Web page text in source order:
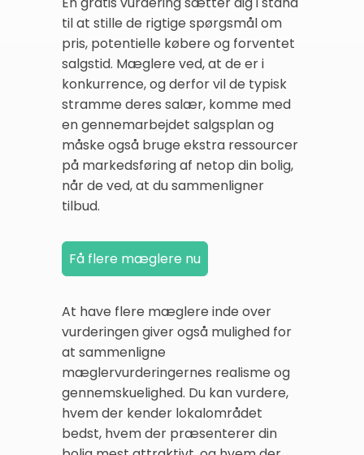
til at stille de rigtige spørgsmål om
pris, potentielle købere og forventet
salgstid. Mæglere ved, at de er i
konkurrence, og derfor vil de typisk
stramme deres salær, komme med
en gennemarbejdet salgsplan og
måske også bruge ekstra ressourcer
på markedsføring af netop din bolig,
når de ved, at du sammenligner
tilbud.
At have flere mæglere inde over
vurderingen giver også mulighed for
at sammenligne
mæglervurderingernes realisme og
gennemskuelighed. Du kan vurdere,
hvem der kender lokalområdet
bedst, hvem der præsenterer din